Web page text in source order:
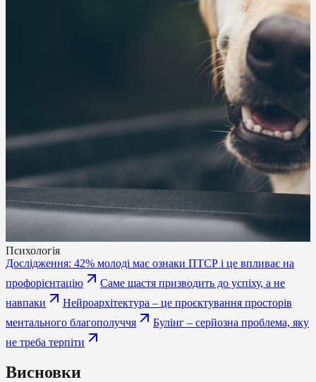
Психологія
Дослідження: 42% молоді має ознаки ПТСР і це впливає на
профорієнтацію
Саме щастя призводить до успіху, а не
навпаки
Нейроархітектура – це проєктування просторів
ментального благополуччя
Булінг – серйозна проблема, яку
не треба терпіти
Висновки